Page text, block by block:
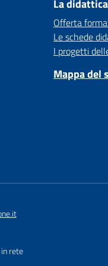
La didattica
Offerta
Le schede
I progetti
Mappa del
rete